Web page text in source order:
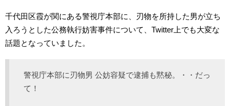
千代田区霞が関にある警視庁本部に、刃物を所持した男が立ち
入ろうとした公務執行妨害事件について、Twitter上でも大変な
話題となっていました。
警視庁本部に刃物男 公妨容疑で逮捕も黙秘。・・だっ
て！